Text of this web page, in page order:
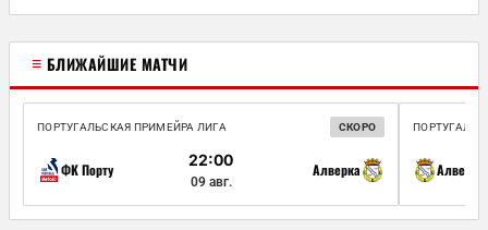
≡ БЛИЖАЙШИЕ МАТЧИ
ПОРТУГАЛЬСКАЯ ПРИМЕЙРА ЛИГА СКОРО
ФК Порту
22:00
09 авг.
Алверка Алверка